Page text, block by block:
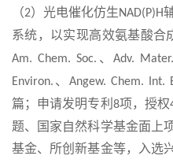
（2）光电催化仿生NAD(P)H
系统，以实现高效氨基酸合
Am. Chem. Soc. 、Adv. Mater.
Environ. 、 Angew. Chem. Int.
篇；申请发明专利 8项，授权
题、国家自然科学基金面上
基金、所创新基金等，入选